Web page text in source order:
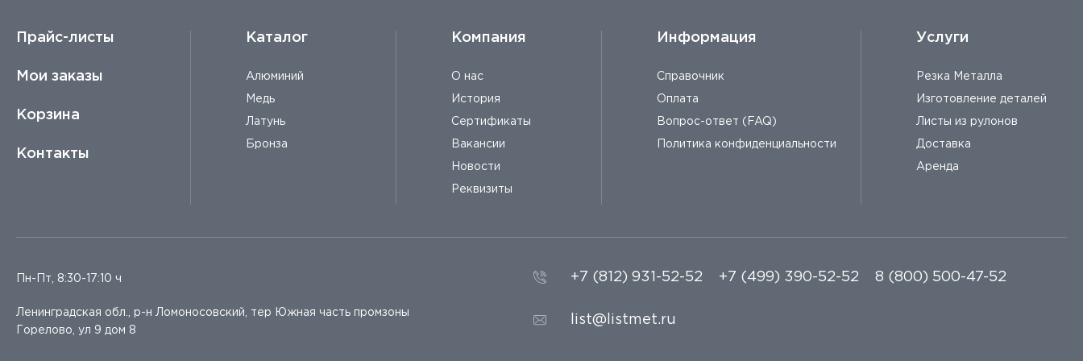
Прайс-листы
Мои заказы
Корзина
Контакты
Каталог
Алюминий
Медь
Латунь
Бронза
Компания
О нас
История
Сертификаты
Вакансии
Новости
Реквизиты
Информация
Справочник
Оплата
Вопрос-ответ (FAQ)
Политика конфиденциальности
Услуги
Резка Металла
Изготовление деталей
Листы из рулонов
Доставка
Аренда
Пн-Пт, 8:30-17:10 ч
Ленинградская обл., р-н Ломоносовский, тер Южная часть промзоны
Горелово, ул 9 дом 8
+7 (812) 931-52-52 +7 (499) 390-52-52 8 (800) 500-47-52
list@listmet.ru